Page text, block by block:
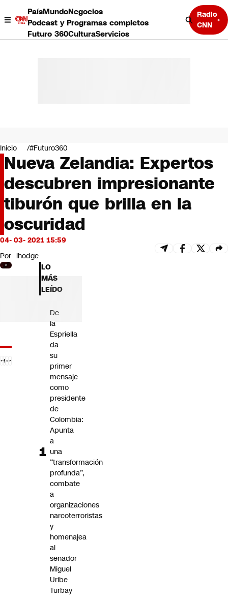
PaísMundoNegocios
Podcast y Programas completos
Futuro 360CulturaServicios
Radio
CNN
Negocios
Deportes
Programas completos
Cultura
Servicios
Bits
CNN tiempo
Futuro 360
Inicio #Futuro360
Nueva Zelandia: Expertos
descubren impresionante
tiburón que brilla en la
oscuridad
04- 03- 2021 15:59
Por ihodge
LO
MÁS
LEÍDO
De
la
Espriella
da
su
primer
mensaje
como
presidente
de
Colombia:
Apunta
a
una
“transformación
profunda”,
combate
a
organizaciones
narcoterroristas
y
homenajea
al
senador
Miguel
Uribe
Turbay